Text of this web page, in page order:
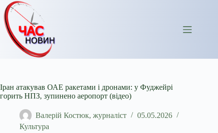
Перейти
до
вмісту
Іран атакував ОАЕ ракетами і дронами: у Фуджейрі
горить НПЗ, зупинено аеропорт (відео)
Валерій Костюк, журналіст
05.05.2026
Культура